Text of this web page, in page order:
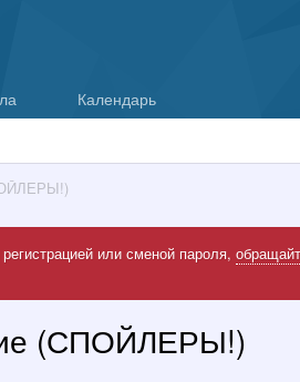
Календарь
или сменой пароля,
(СПОЙЛЕРЫ!)